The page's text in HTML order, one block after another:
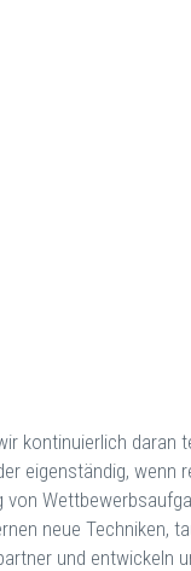
kontinuierlich
eigenständig,
neue Techniken,
und entwickeln